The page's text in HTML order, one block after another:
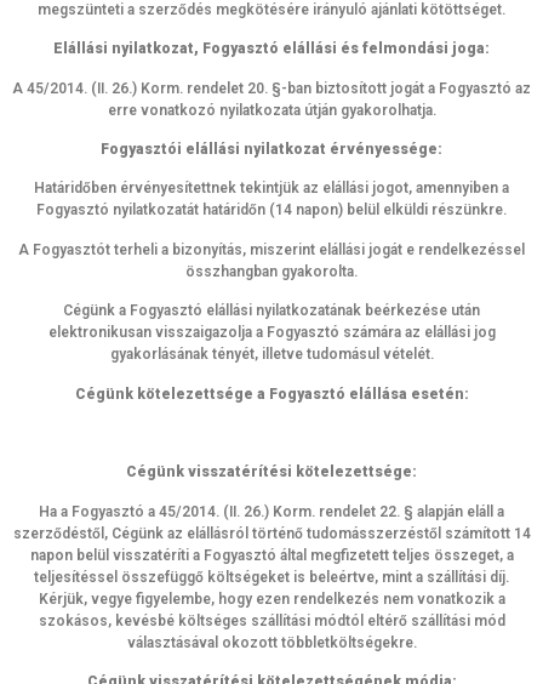
megszünteti a szerződés megkötésére irányuló ajánlati kötöttséget.
Elállási nyilatkozat, Fogyasztó elállási és felmondási joga:
A 45/2014. (II. 26.) Korm. rendelet 20. §-ban biztosított jogát a Fogyasztó az
erre vonatkozó nyilatkozata útján gyakorolhatja.
Fogyasztói elállási nyilatkozat érvényessége:
Határidőben érvényesítettnek tekintjük az elállási jogot, amennyiben a
Fogyasztó nyilatkozatát határidőn (14 napon) belül elküldi részünkre.
A Fogyasztót terheli a bizonyítás, miszerint elállási jogát e rendelkezéssel
összhangban gyakorolta.
Cégünk a Fogyasztó elállási nyilatkozatának beérkezése után
elektronikusan visszaigazolja a Fogyasztó számára az elállási jog
gyakorlásának tényét, illetve tudomásul vételét.
Cégünk kötelezettsége a Fogyasztó elállása esetén:
Cégünk visszatérítési kötelezettsége:
Ha a Fogyasztó a 45/2014. (II. 26.) Korm. rendelet 22. § alapján eláll a
szerződéstől, Cégünk az elállásról történő tudomásszerzéstől számított 14
napon belül visszatéríti a Fogyasztó által megfizetett teljes összeget, a
teljesítéssel összefüggő költségeket is beleértve, mint a szállítási díj.
Kérjük, vegye figyelembe, hogy ezen rendelkezés nem vonatkozik a
szokásos, kevésbé költséges szállítási módtól eltérő szállítási mód
választásával okozott többletköltségekre.